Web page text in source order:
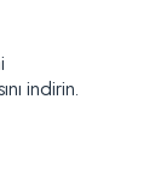
indirin.